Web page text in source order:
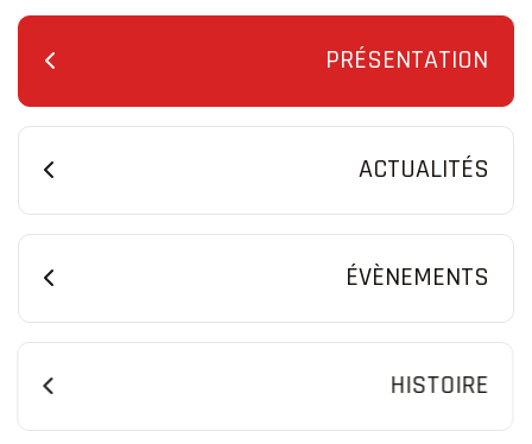
PRÉSENTATION
ACTUALITÉS
ÉVÈNEMENTS
HISTOIRE